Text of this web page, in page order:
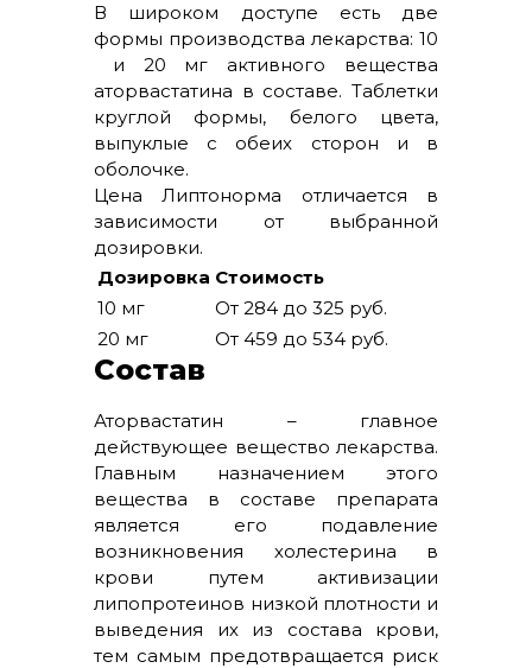
В широком доступе есть две
формы производства лекарства: 10
и 20 мг активного вещества
аторвастатина в составе. Таблетки
круглой формы, белого цвета,
выпуклые с обеих сторон и в
оболочке.
Цена Липтонорма отличается в
зависимости от выбранной
дозировки.
Дозировка Стоимость
10 мг
От 284 до 325 руб.
20 мг
От 459 до 534 руб.
Состав
Аторвастатин – главное
действующее вещество лекарства.
Главным назначением этого
вещества в составе препарата
является его подавление
возникновения холестерина в
крови путем активизации
липопротеинов низкой плотности и
выведения их из состава крови,
тем самым предотвращается риск